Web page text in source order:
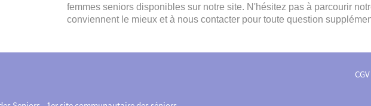
femmes seniors disponibles sur notre site. N'hésitez pas à parcourir
conviennent le mieux et à nous contacter pour toute question